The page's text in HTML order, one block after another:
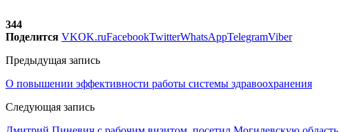
344
Поделится VKOK.ruFacebookTwitterWhatsAppTelegramViber
Предыдущая запись
О повышении эффективности работы системы здравоохранения
Следующая запись